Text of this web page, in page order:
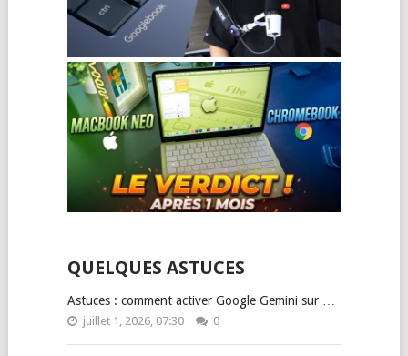
QUELQUES ASTUCES
Astuces : comment activer Google Gemini sur …
juillet 1, 2026, 07:30 0